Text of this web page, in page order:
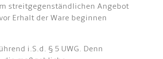
streitgegenständlichen Angebot
Erhalt der Ware beginnen
i.S.d. § 5 UWG. Denn